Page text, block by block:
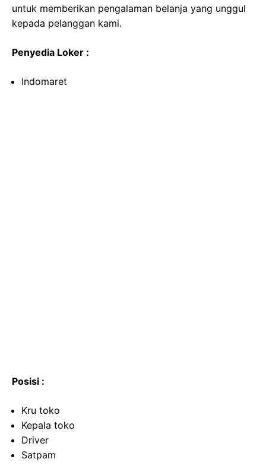
untuk memberikan pengalaman belanja yang unggul
kepada pelanggan kami.
Penyedia Loker :
Indomaret
Posisi :
Kru toko
Kepala toko
Driver
Satpam